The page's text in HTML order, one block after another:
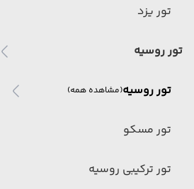
تور یزد
تور روسیه
تور روسیه(مشاهده همه)
تور مسکو
تور ترکیبی روسیه